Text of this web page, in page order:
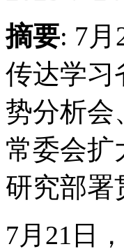
摘要: 7
传达学习
势分析会
常委会扩
研究部署
7月21日